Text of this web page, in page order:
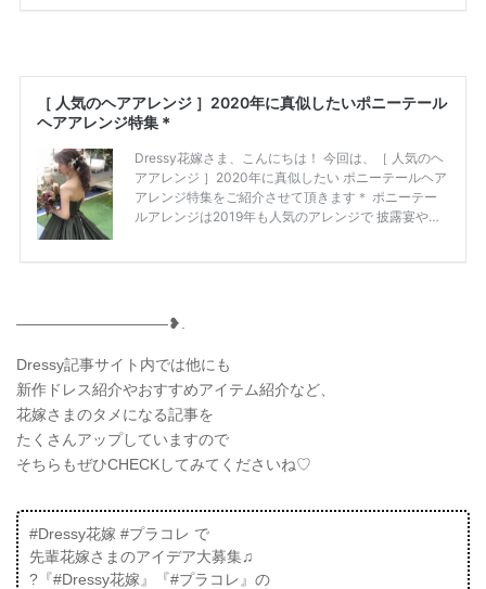
——————————❥.
Dressy記事サイト内では他にも
新作ドレス紹介やおすすめアイテム紹介など、
花嫁さまのタメになる記事を
たくさんアップしていますので
そちらもぜひCHECKしてみてくださいね♡
#Dressy花嫁 #プラコレ で
先輩花嫁さまのアイデア大募集♫
?『#Dressy花嫁』『#プラコレ』の